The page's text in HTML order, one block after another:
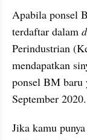
Apabila ponsel
terdaftar dalam
Perindustrian
mendapatkan
ponsel BM baru
September 2020.
Jika kamu